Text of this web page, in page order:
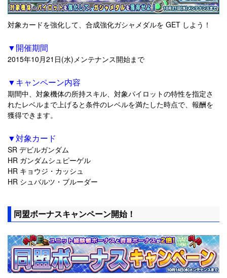
対象カードを強化して、合成強化ガシャメダルを GET しよう！
▼開催期間
2015年10月21日(水)メンテナンス開始まで
▼キャンペーン内容
期間中、対象機体の所持スキル、対象パイロットの特性を指定さ
れたレベルまで上げると条件のレベルを満たした時点で、報酬を
獲得できます。
▼対象カード
SR デビルガンダム
HR ガンダムシュピーゲル
HR キョウジ・カッシュ
HR シュバルツ・ブルーダー
同盟ボーナスキャンペーン開始！